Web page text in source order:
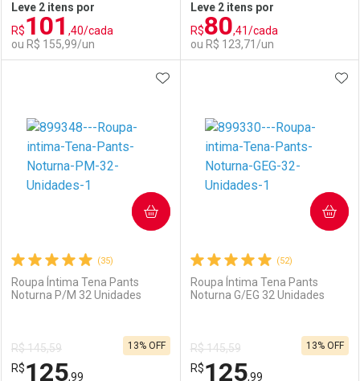
Comprar sem Desconto
Por R$ 154,99/cada
Comprar sem Desconto
Por R$ 154,99/cada
Comprar sem Desconto
Por R$ 154,99/cada
Comprar sem Desconto
Por R$ 154,99/cada
Leve 2 itens por
R$101 ,40/cada
ou R$ 155,99/un
Laboratório
Comprar sem Desconto
Por Menos
Comprar sem Desconto
Por R$ 155,99/cada
Leve 2 itens por
R$80,41/cada
ou R$ 123,71/un
Laboratório
Comprar sem Desconto
Por Menos
Comprar sem Desconto
Por R$ 123,71/cada
(35)
Roupa Íntima Tena Pants
Noturna P/M 32 Unidades
R$ 145,59
R$125,99
13% OFF
ADICIONAR AOS FAVORITOS
COMPRAR
(52)
Roupa Íntima Tena Pants
Noturna G/EG 32 Unidades
R$ 145,59
R$125,99
13% OFF
COMPRAR